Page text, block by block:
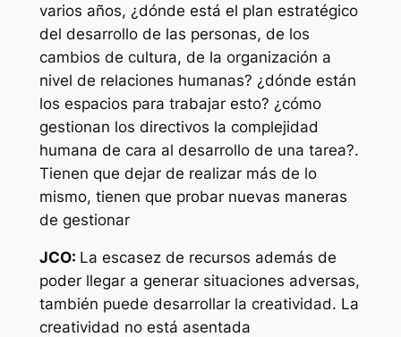
varios años, ¿dónde está el plan estratégico
del desarrollo de las personas, de los
cambios de cultura, de la organización a
nivel de relaciones humanas? ¿dónde están
los espacios para trabajar esto? ¿cómo
gestionan los directivos la complejidad
humana de cara al desarrollo de una tarea?.
Tienen que dejar de realizar más de lo
mismo, tienen que probar nuevas maneras
de gestionar
JCO: La escasez de recursos además de
poder llegar a generar situaciones adversas,
también puede desarrollar la creatividad. La
creatividad no está asentada